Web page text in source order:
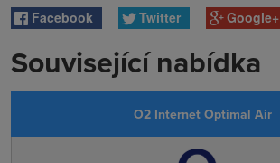
Facebook Twitter Google+
Související nabídka
O2 Internet Optimal Air